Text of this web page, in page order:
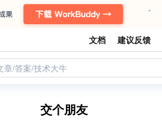
文档 建议反馈
章/答案/技术大牛
交个朋友